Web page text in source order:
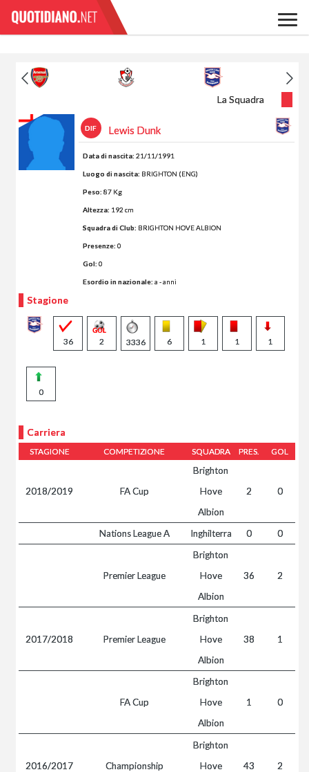
La Squadra
DIF Lewis Dunk
Data di nascita: 21/11/1991
Luogo di nascita: BRIGHTON (ENG)
Peso: 87 Kg
Altezza: 192 cm
Squadra di Club: BRIGHTON HOVE ALBION
Presenze: 0
Gol: 0
Esordio in nazionale: a - anni
Stagione
36 2 3336 6 1 1 1
0
Carriera
STAGIONE COMPETIZIONE SQUADRA PRES. GOL
2018/2019 FA Cup
Brighton
Hove
Albion
2 0
Nations League A Inghilterra 0 0
Premier League
Brighton
Hove
Albion
36 2
2017/2018 Premier League
Brighton
Hove
Albion
38 1
FA Cup
Brighton
Hove
Albion
1 0
2016/2017 Championship
Brighton
Hove
43 2